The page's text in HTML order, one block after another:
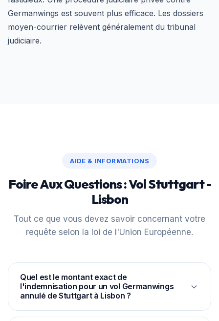
Germanwings est souvent plus efficace. Les dossiers
moyen-courrier relèvent généralement du tribunal
judiciaire.
AIDE & INFORMATIONS
Foire Aux Questions : Vol Stuttgart -
Lisbon
Tout ce que vous devez savoir concernant votre
requête selon la loi de l'Union Européenne.
Quel est le montant exact de
l'indemnisation pour un vol Germanwings
annulé de Stuttgart à Lisbon ?
Selon le règlement européen CE 261/2004, la